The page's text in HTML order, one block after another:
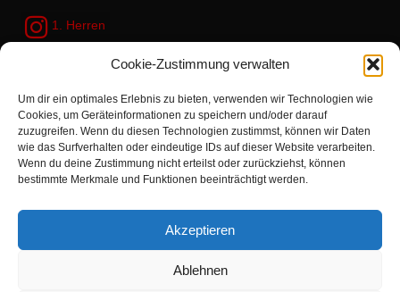
Cookie-Zustimmung verwalten
Um dir ein optimales Erlebnis zu bieten, verwenden wir Technologien wie
Cookies, um Geräteinformationen zu speichern und/oder darauf
zuzugreifen. Wenn du diesen Technologien zustimmst, können wir Daten
wie das Surfverhalten oder eindeutige IDs auf dieser Website verarbeiten.
Wenn du deine Zustimmung nicht erteilst oder zurückziehst, können
bestimmte Merkmale und Funktionen beeinträchtigt werden.
Akzeptieren
Ablehnen
1. Herren
JSG Zetel / Friesische Wehde
Kategorien
Kategorien
Suchen
Zur Turnabteilung TVN wechseln